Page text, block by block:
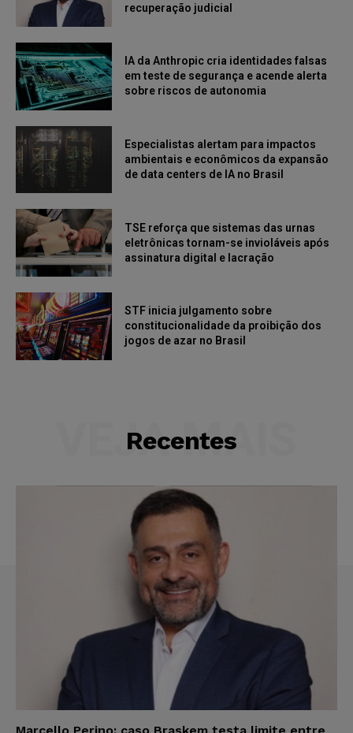
recuperação judicial
IA da Anthropic cria identidades falsas
em teste de segurança e acende alerta
sobre riscos de autonomia
Especialistas alertam para impactos
ambientais e econômicos da expansão
de data centers de IA no Brasil
TSE reforça que sistemas das urnas
eletrônicas tornam-se invioláveis após
assinatura digital e lacração
STF inicia julgamento sobre
constitucionalidade da proibição dos
jogos de azar no Brasil
Recentes
VEJA MAIS